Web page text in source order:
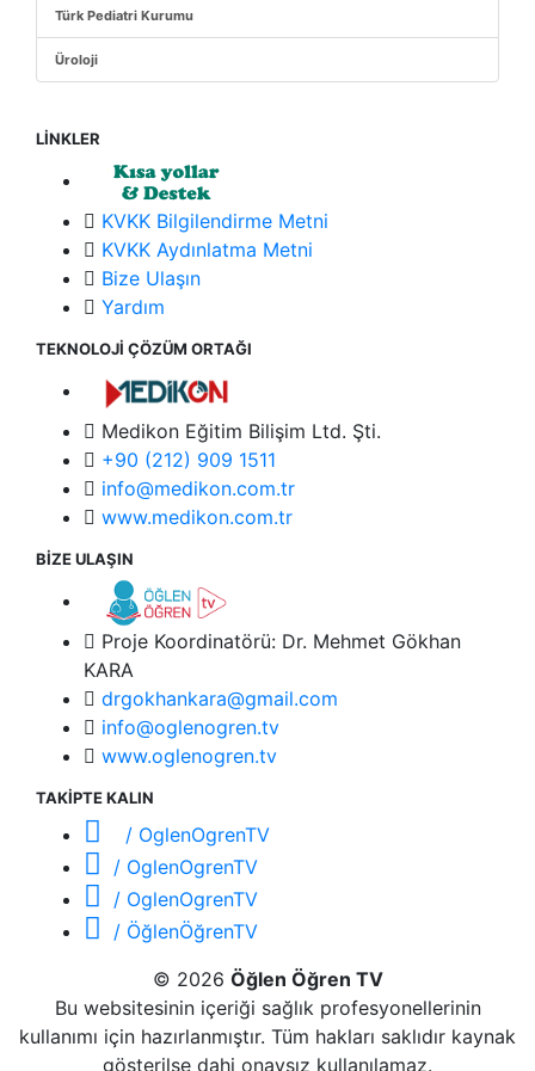
Türk Pediatri Kurumu
Üroloji
LİNKLER
KVKK Bilgilendirme Metni
KVKK Aydınlatma Metni
Bize Ulaşın
Yardım
TEKNOLOJİ ÇÖZÜM ORTAĞI
Medikon Eğitim Bilişim Ltd. Şti.
+90 (212) 909 1511
info@medikon.com.tr
www.medikon.com.tr
BİZE ULAŞIN
Proje Koordinatörü: Dr. Mehmet Gökhan
KARA
drgokhankara@gmail.com
info@oglenogren.tv
www.oglenogren.tv
TAKİPTE KALIN
/ OglenOgrenTV
/ OglenOgrenTV
/ OglenOgrenTV
/ ÖğlenÖğrenTV
© 2026 Öğlen Öğren TV
Bu websitesinin içeriği sağlık profesyonellerinin
kullanımı için hazırlanmıştır. Tüm hakları saklıdır kaynak
gösterilse dahi onaysız kullanılamaz.